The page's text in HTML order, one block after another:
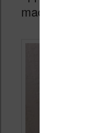
machines :